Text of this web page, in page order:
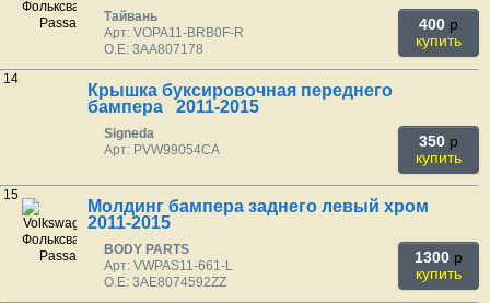
Тайвань
Арт: VOPA11-BRB0F-R
O.E: 3AA807178
400 p
купить
14
Крышка буксировочная переднего
бампера 2011-2015
Signeda
Арт: PVW99054CA
350 p
купить
15
Молдинг бампера заднего левый хром
2011-2015
BODY PARTS
Арт: VWPAS11-661-L
O.E: 3AE8074592ZZ
1300 p
купить